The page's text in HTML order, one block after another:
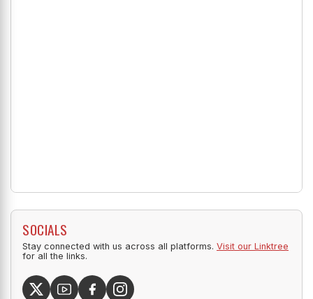
SOCIALS
Stay connected with us across all platforms.
for all the links.